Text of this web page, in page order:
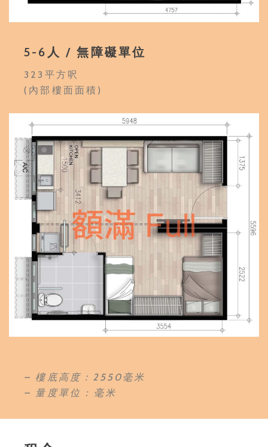
5-6人 / 無障礙單位
323平方呎
(內部樓面面積)
– 樓底高度：2550毫米
– 量度單位 : 毫米